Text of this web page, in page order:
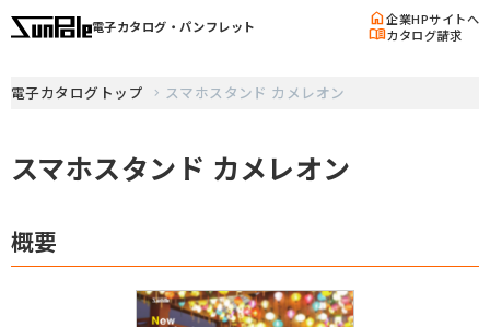
電子カタログ・パンフレット home企業HPサイトへ
menu_bookカタログ請求
電子カタログトップ スマホスタンド カメレオン
スマホスタンド カメレオン
概要